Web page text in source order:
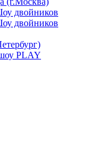
двойников
двойников
PLAY